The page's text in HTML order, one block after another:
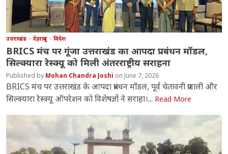
उत्तराखंड देहरादून विदेश
BRICS मंच पर गूंजा उत्तराखंड का आपदा प्रबंधन मॉडल,
सिल्क्यारा रेस्क्यू को मिली अंतरराष्ट्रीय सराहना
Mohan Chandra Joshi June 7, 2026
BRICS मंच पर उत्तराखंड के आपदा प्रबंधन मॉडल, पूर्व चेतावनी प्रणाली और
सिल्क्यारा रेस्क्यू ऑपरेशन को विशेषज्ञों ने सराहा।... Read More